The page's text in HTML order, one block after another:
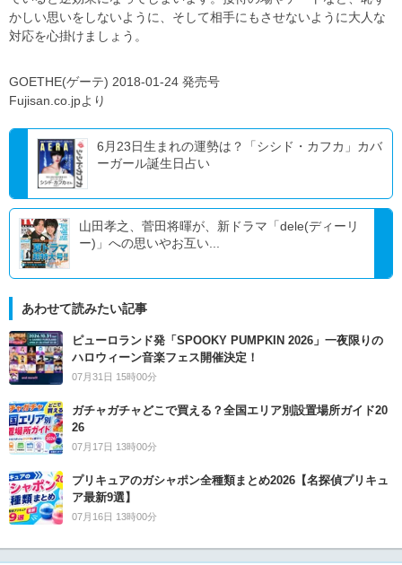
かしい思いをしないように、そして相手にもさせないように大人な
対応を心掛けましょう。
GOETHE(ゲーテ) 2018-01-24 発売号
Fujisan.co.jpより
6月23日生まれの運勢は？「シシド・カフカ」カバ
ーガール誕生日占い
山田孝之、菅田将暉が、新ドラマ「dele(ディーリ
ー)」への思いやお互い...
あわせて読みたい記事
ピューロランド発「SPOOKY PUMPKIN 2026」一夜限りの
ハロウィーン音楽フェス開催決定！
07月31日 15時00分
ガチャガチャどこで買える？全国エリア別設置場所ガイド20
26
07月17日 13時00分
プリキュアのガシャポン全種類まとめ2026【名探偵プリキュ
ア最新9選】
07月16日 13時00分